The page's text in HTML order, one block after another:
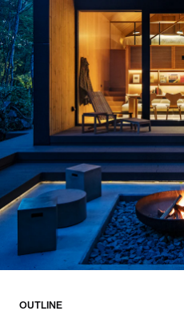
OUTLINE